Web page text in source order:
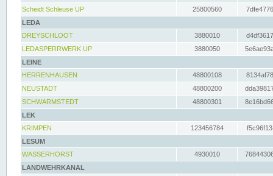
Scheidt Schleuse UP
25800560
LEDA
DREYSCHLOOT
3880010
LEDASPERRWERK UP
3880050
LEINE
HERRENHAUSEN
48800108
NEUSTADT
48800200
SCHWARMSTEDT
48800301
LEK
KRIMPEN
123456784
LESUM
WASSERHORST
4930010
LANDWEHRKANAL